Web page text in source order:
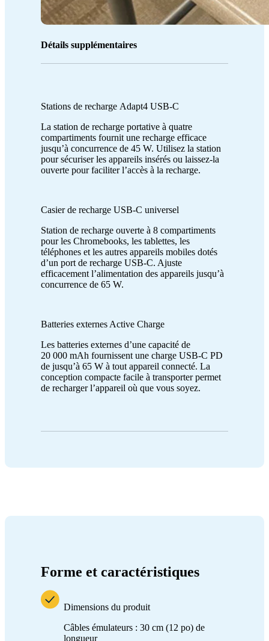
Détails supplémentaires
Stations de recharge Adapt4 USB-C
La station de recharge portative à quatre
compartiments fournit une recharge efficace
jusqu’à concurrence de 45 W. Utilisez la station
pour sécuriser les appareils insérés ou laissez-la
ouverte pour faciliter l’accès à la recharge.
Casier de recharge USB-C universel
Station de recharge ouverte à 8 compartiments
pour les Chromebooks, les tablettes, les
téléphones et les autres appareils mobiles dotés
d’un port de recharge USB-C. Ajuste
efficacement l’alimentation des appareils jusqu’à
concurrence de 65 W.
Batteries externes Active Charge
Les batteries externes d’une capacité de
20 000 mAh fournissent une charge USB-C PD
de jusqu’à 65 W à tout appareil connecté. La
conception compacte facile à transporter permet
de recharger l’appareil où que vous soyez.
Forme et caractéristiques
Dimensions du produit
Câbles émulateurs : 30 cm (12 po) de
longueur